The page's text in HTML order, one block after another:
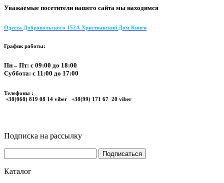
Уважаемые посетители нашего сайта мы находимся
Одесса Добровольского 152А Христианский Дом Книги
График работы:
Пн – Пт: с 09:00 до 18:00
Суббота: с 11:00 до 17:00
Телефоны :
+38(068) 819 08 14 viber +38(99) 171 67 20 viber
Подписка на рассылку
Каталог